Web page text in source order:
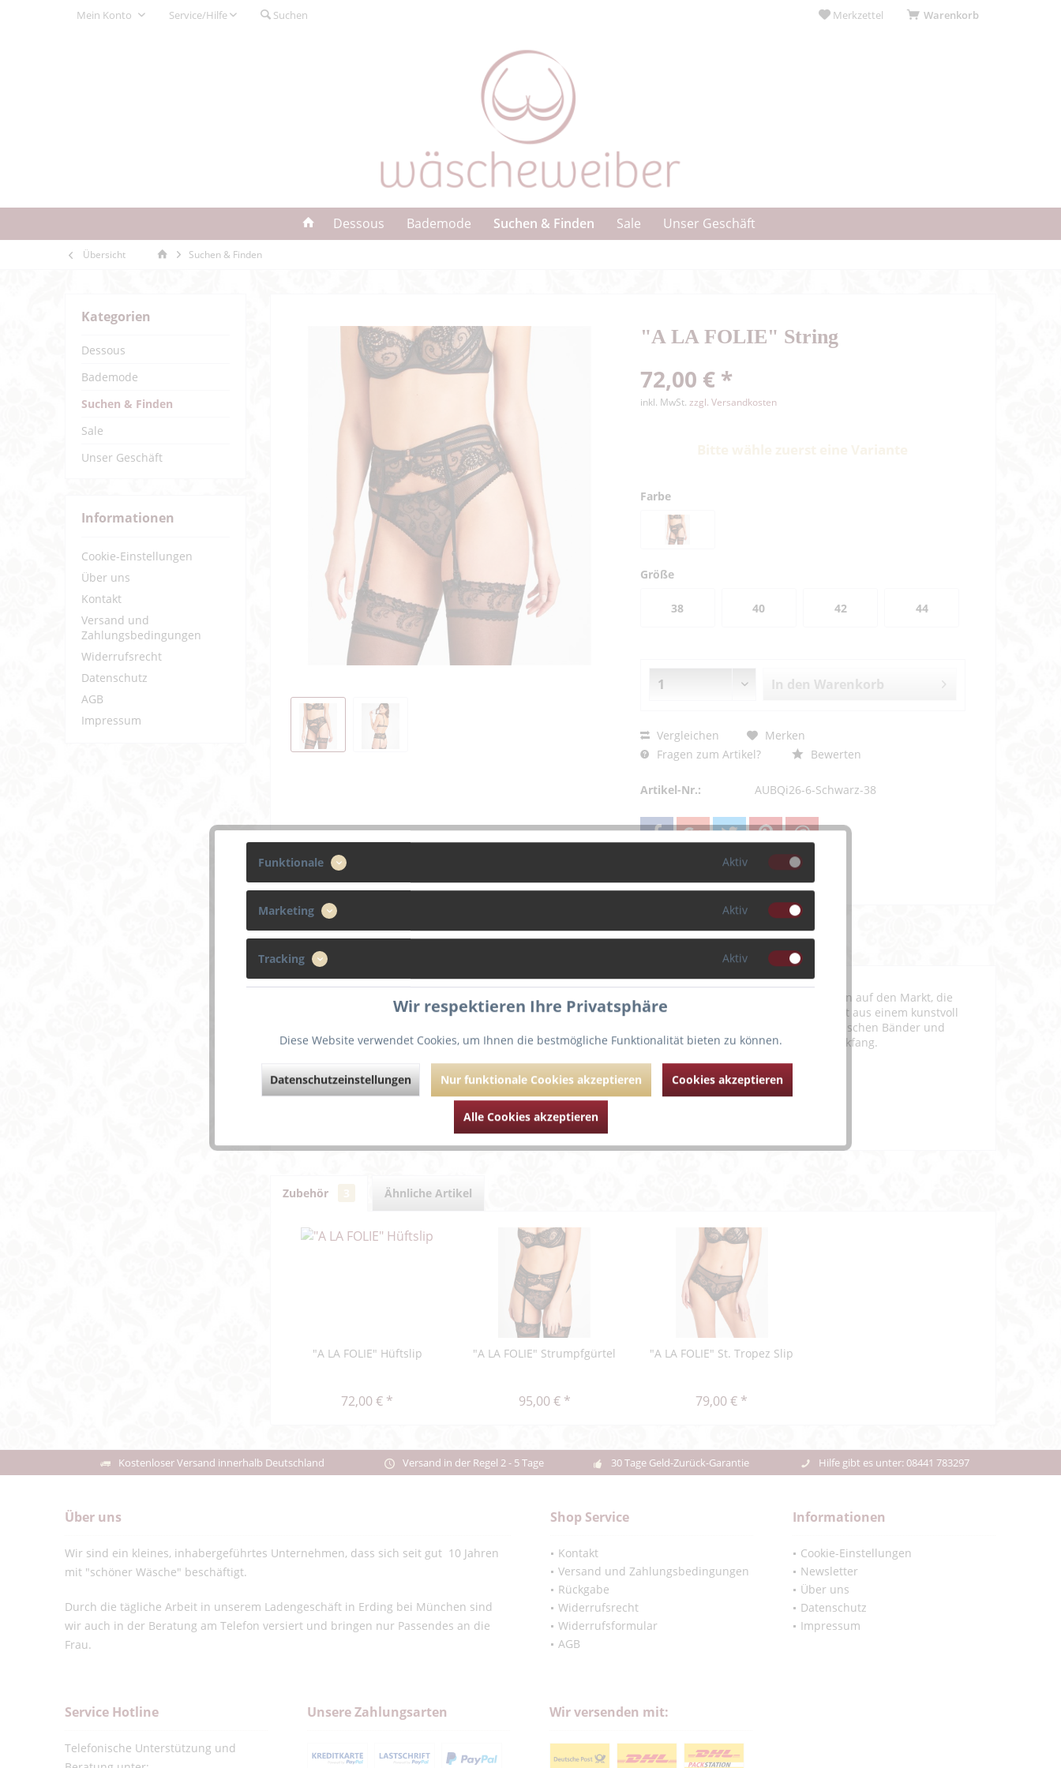
Warenkorb
Merkzettel
Mein Konto Service/Hilfe Suchen
Dessous Bademode Suchen & Finden Sale Unser Geschäft
Übersicht Suchen & Finden
Kategorien
Dessous
Bademode
Suchen & Finden
Sale
Unser Geschäft
Informationen
Cookie-Einstellungen
Über uns
Kontakt
Versand und
Zahlungsbedingungen
Widerrufsrecht
Datenschutz
AGB
Impressum
"A LA FOLIE" String
72,00 € *
inkl. MwSt. zzgl. Versandkosten
Farbe
Größe
38 40 42 44
In den Warenkorb
Vergleichen
Merken
Fragen zum Artikel?
Bewerten
Artikel-Nr.: AUBQi26-6-Schwarz-38
Beschreibung
Mit der Serie "À la Folie" bringt die Pariser Dessous-Marke einmal mehr eine sinnliche, sexy Kollektion auf den Markt, die
die Weiblichkeit perfekt unterstreicht und für einen verführerischen Auftritt sorgt. Der String besteht aus einem kunstvoll
verzierten Mix aus grobmaschigem Mesh und zartem Tüll, der viel Haut durchblicken lässt. Die elastischen Bänder und
die aufwändige Guipüre-Spitze auf der Rückseite machen das sexy Höschen zu einem absoluten Blickfang.
Weiterführende Links zu ""A LA FOLIE" String"
Zubehör Ähnliche Artikel
"A LA FOLIE" Hüftslip
72,00 € *
"A LA FOLIE" Strumpfgürtel
95,00 € *
"A LA FOLIE" St. Tropez Slip
79,00 € *
Kostenloser Versand innerhalb Deutschland Versand in der Regel 2 - 5 Tage 30 Tage Geld-Zurück-Garantie Hilfe gibt es unter: 08441 783297
Über uns
Wir sind ein kleines, inhabergeführtes Unternehmen, dass sich seit gut 10 Jahren
mit "schöner Wäsche" beschäftigt.
Durch die tägliche Arbeit in unserem Ladengeschäft in Erding bei München sind
wir auch in der Beratung am Telefon versiert und bringen nur Passendes an die
Frau.
Shop Service
Kontakt
Versand und Zahlungsbedingungen
Rückgabe
Widerrufsrecht
Widerrufsformular
AGB
Informationen
Cookie-Einstellungen
Newsletter
Über uns
Datenschutz
Impressum
Service Hotline
Telefonische Unterstützung und
Unsere Zahlungsarten Wir versenden mit:
Funktionale Aktiv
Marketing Aktiv
Tracking Aktiv
Wir respektieren Ihre Privatsphäre
Diese Website verwendet Cookies, um Ihnen die bestmögliche Funktionalität bieten zu können.
Datenschutzeinstellungen Nur funktionale Cookies akzeptieren Cookies akzeptieren
Alle Cookies akzeptieren